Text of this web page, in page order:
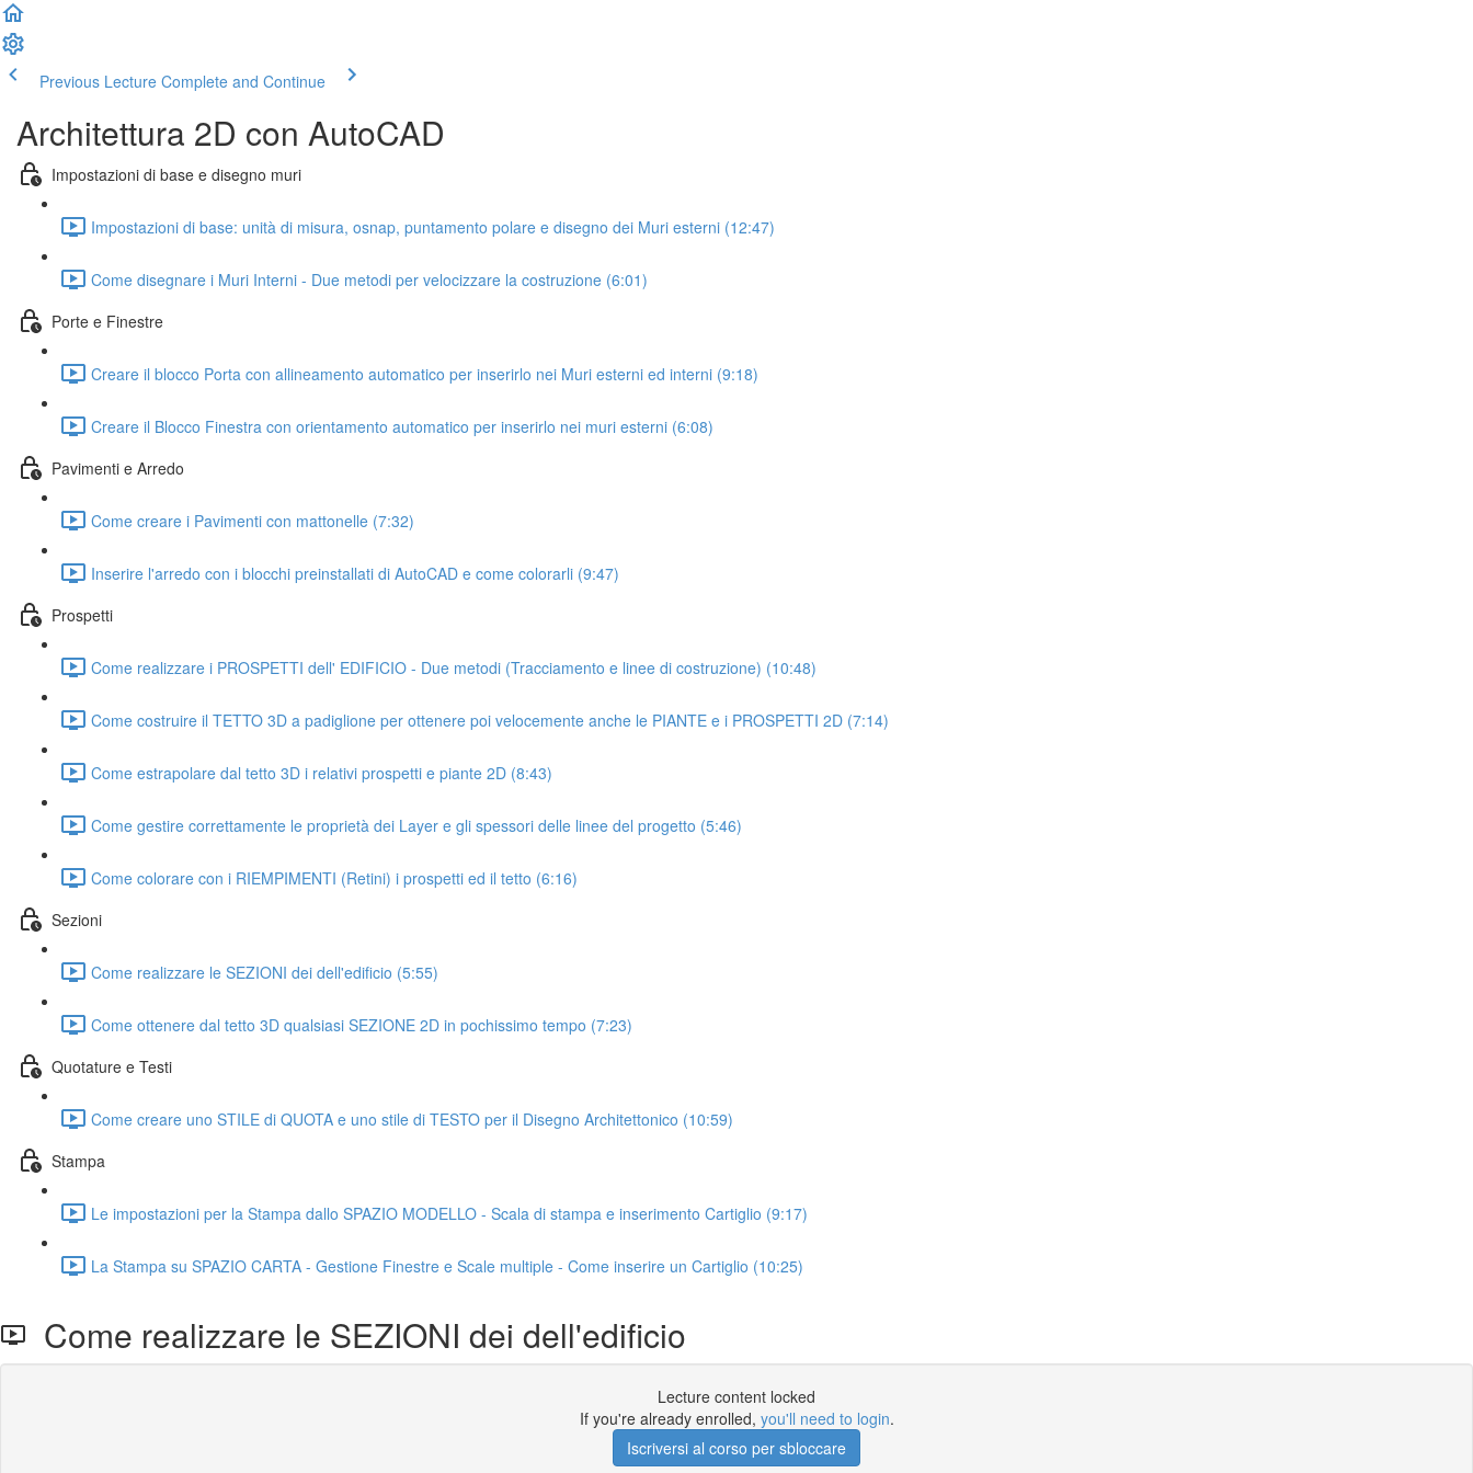
Previous Lecture Complete and Continue
Architettura 2D con AutoCAD
Impostazioni di base e disegno muri
Impostazioni di base: unità di misura, osnap, puntamento polare e disegno dei Muri esterni (12:47)
Come disegnare i Muri Interni - Due metodi per velocizzare la costruzione (6:01)
Porte e Finestre
Creare il blocco Porta con allineamento automatico per inserirlo nei Muri esterni ed interni (9:18)
Creare il Blocco Finestra con orientamento automatico per inserirlo nei muri esterni (6:08)
Pavimenti e Arredo
Come creare i Pavimenti con mattonelle (7:32)
Inserire l'arredo con i blocchi preinstallati di AutoCAD e come colorarli (9:47)
Prospetti
Come realizzare i PROSPETTI dell' EDIFICIO - Due metodi (Tracciamento e linee di costruzione) (10:48)
Come costruire il TETTO 3D a padiglione per ottenere poi velocemente anche le PIANTE e i PROSPETTI 2D (7:14)
Come estrapolare dal tetto 3D i relativi prospetti e piante 2D (8:43)
Come gestire correttamente le proprietà dei Layer e gli spessori delle linee del progetto (5:46)
Come colorare con i RIEMPIMENTI (Retini) i prospetti ed il tetto (6:16)
Sezioni
Come realizzare le SEZIONI dei dell'edificio (5:55)
Come ottenere dal tetto 3D qualsiasi SEZIONE 2D in pochissimo tempo (7:23)
Quotature e Testi
Come creare uno STILE di QUOTA e uno stile di TESTO per il Disegno Architettonico (10:59)
Stampa
Le impostazioni per la Stampa dallo SPAZIO MODELLO - Scala di stampa e inserimento Cartiglio (9:17)
La Stampa su SPAZIO CARTA - Gestione Finestre e Scale multiple - Come inserire un Cartiglio (10:25)
Come realizzare le SEZIONI dei dell'edificio
Lecture content locked
If you're already enrolled, you'll need to login.
Iscriversi al corso per sbloccare